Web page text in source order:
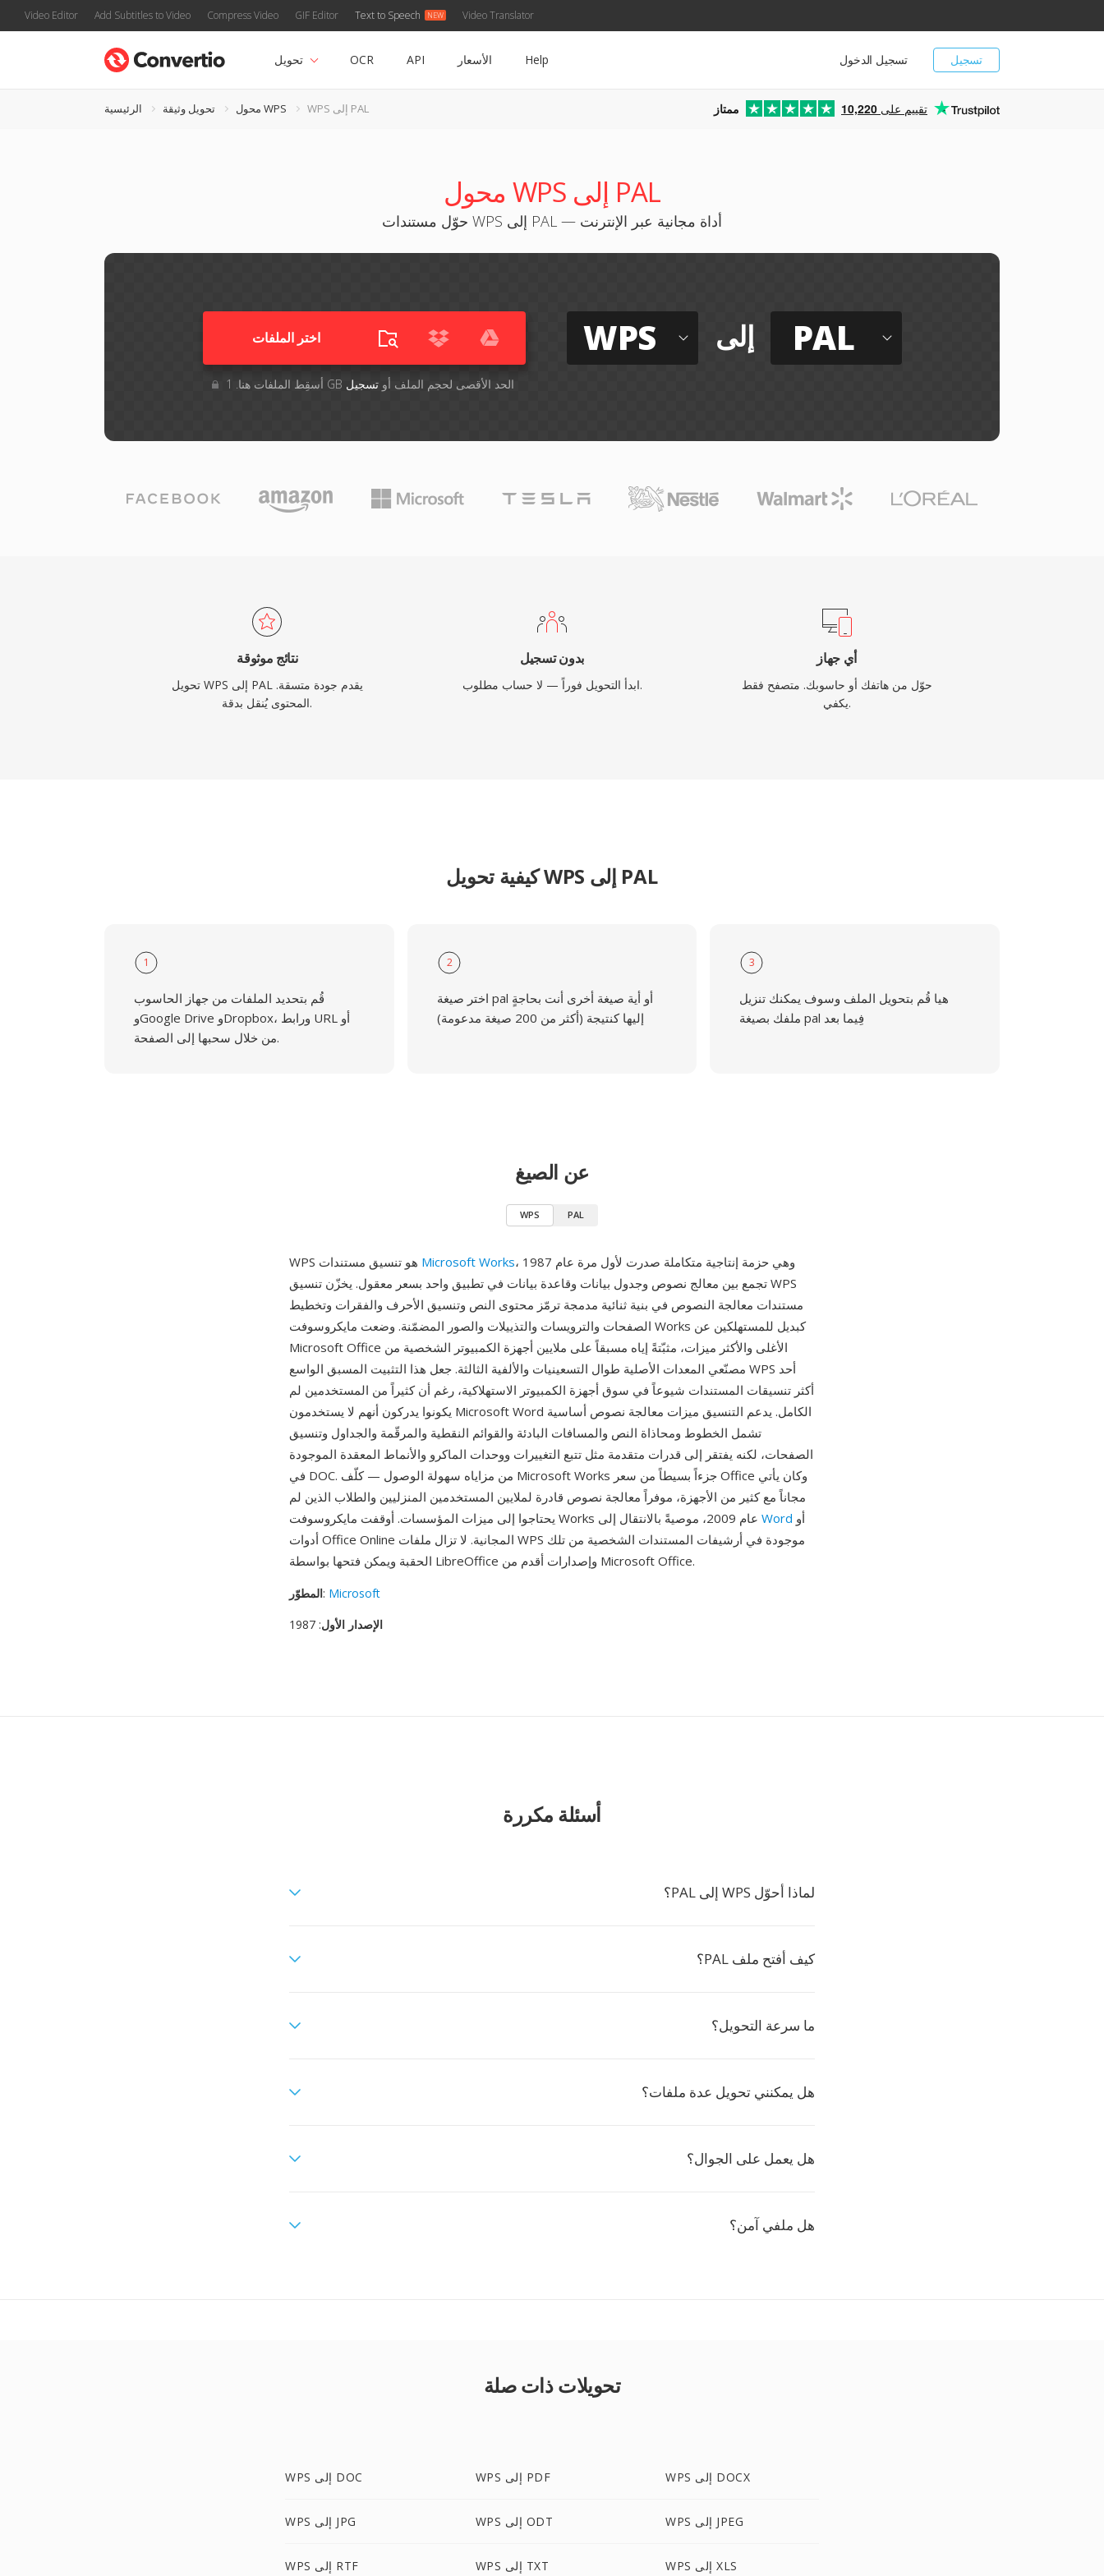
Video Editor Add Subtitles to Video Compress Video GIF Editor Text to Speech Video Translator
تسجيل تسجيل الدخول تحويل OCR API الأسعار Help
الرئيسية تحويل وثيقة محول WPS WPS إلى PAL ممتاز 10,220 تقييم على
محول WPS إلى PAL
حوّل مستندات WPS إلى PAL — أداة مجانية عبر الإنترنت
اختر الملفات
أسقِط الملفات هنا. 1 GB الحد الأقصى لحجم الملف أوتسجيل
WPS إلى PAL
نتائج موثوقة
تحويل WPS إلى PAL يقدم جودة متسقة.
المحتوى يُنقل بدقة.
بدون تسجيل
ابدأ التحويل فوراً — لا حساب مطلوب.
أي جهاز
حوّل من هاتفك أو حاسوبك. متصفح فقط
يكفي.
كيفية تحويل WPS إلى PAL
1
قُم بتحديد الملفات من جهاز الحاسوب
وGoogle Drive وDropbox، ورابط URL أو
من خلال سحبها إلى الصفحة.
2
اختر صيغة pal أو أية صيغة أخرى أنت بحاجةٍ
إليها كنتيجة (أكثر من 200 صيغة مدعومة)
3
هيا قُم بتحويل الملف وسوف يمكنك تنزيل
ملفك بصيغة pal فِيما بعد
عن الصيغ
WPS PAL
Microsoft Works، وهي حزمة إنتاجية متكاملة صدرت لأول مرة عام 1987
تجمع بين معالج نصوص وجدول بيانات وقاعدة بيانات في تطبيق واحد بسعر معقول. يخزّن تنسيق WPS
مستندات معالجة النصوص في بنية ثنائية مدمجة ترمّز محتوى النص وتنسيق الأحرف والفقرات وتخطيط
الصفحات والترويسات والتذييلات والصور المضمّنة. وضعت مايكروسوفت Works كبديل للمستهلكين عن
Microsoft Office الأغلى والأكثر ميزات، مثبّتةً إياه مسبقاً على ملايين أجهزة الكمبيوتر الشخصية من
مصنّعي المعدات الأصلية طوال التسعينيات والألفية الثالثة. جعل هذا التثبيت المسبق الواسع WPS أحد
أكثر تنسيقات المستندات شيوعاً في سوق أجهزة الكمبيوتر الاستهلاكية، رغم أن كثيراً من المستخدمين لم
يكونوا يدركون أنهم لا يستخدمون Microsoft Word الكامل. يدعم التنسيق ميزات معالجة نصوص أساسية
تشمل الخطوط ومحاذاة النص والمسافات البادئة والقوائم النقطية والمرقّمة والجداول وتنسيق
الصفحات، لكنه يفتقر إلى قدرات متقدمة مثل تتبع التغييرات ووحدات الماكرو والأنماط المعقدة الموجودة
في DOC. من مزاياه سهولة الوصول — كلّف Microsoft Works جزءاً بسيطاً من سعر Office وكان يأتي
مجاناً مع كثير من الأجهزة، موفراً معالجة نصوص قادرة لملايين المستخدمين المنزليين والطلاب الذين لم
Word
أدوات Office Online المجانية. لا تزال ملفات WPS موجودة في أرشيفات المستندات الشخصية من تلك
الحقبة ويمكن فتحها بواسطة LibreOffice وإصدارات أقدم من Microsoft Office.
المطوّر: Microsoft
الإصدار الأول: 1987
أسئلة مكررة
لماذا أحوّل WPS إلى PAL؟
كيف أفتح ملف PAL؟
ما سرعة التحويل؟
هل يمكنني تحويل عدة ملفات؟
هل يعمل على الجوال؟
هل ملفي آمن؟
تحويلات ذات صلة
WPS إلى DOC WPS إلى PDF WPS إلى DOCX
WPS إلى JPG WPS إلى ODT WPS إلى JPEG
WPS إلى RTF WPS إلى TXT WPS إلى XLS